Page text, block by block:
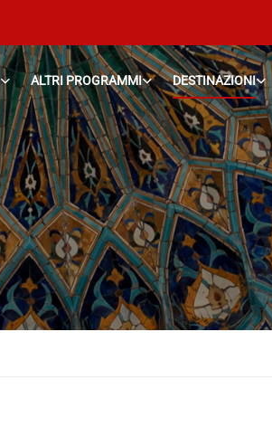
ALTRI PROGRAMMI DESTINAZIONI